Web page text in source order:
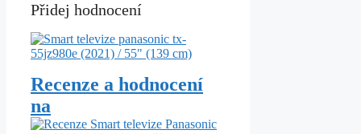
Přidej hodnocení
Recenze a hodnocení
na